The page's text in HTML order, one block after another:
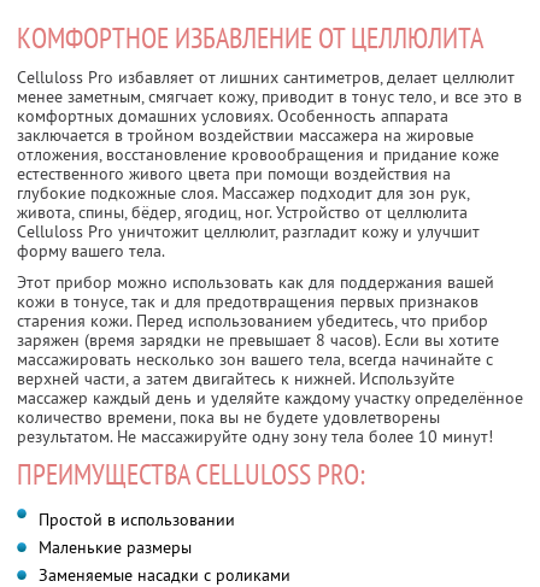
КОМФОРТНОЕ ИЗБАВЛЕНИЕ ОТ ЦЕЛЛЮЛИТА
Celluloss Pro избавляет от лишних сантиметров, делает целлюлит
менее заметным, смягчает кожу, приводит в тонус тело, и все это в
комфортных домашних условиях. Особенность аппарата
заключается в тройном воздействии массажера на жировые
отложения, восстановление кровообращения и придание коже
естественного живого цвета при помощи воздействия на
глубокие подкожные слоя. Массажер подходит для зон рук,
живота, спины, бёдер, ягодиц, ног. Устройство от целлюлита
Celluloss Pro уничтожит целлюлит, разгладит кожу и улучшит
форму вашего тела.
Этот прибор можно использовать как для поддержания вашей
кожи в тонусе, так и для предотвращения первых признаков
старения кожи. Перед использованием убедитесь, что прибор
заряжен (время зарядки не превышает 8 часов). Если вы хотите
массажировать несколько зон вашего тела, всегда начинайте с
верхней части, а затем двигайтесь к нижней. Используйте
массажер каждый день и уделяйте каждому участку определённое
количество времени, пока вы не будете удовлетворены
результатом. Не массажируйте одну зону тела более 10 минут!
ПРЕИМУЩЕСТВА CELLULOSS PRO:
Простой в использовании
Маленькие размеры
Заменяемые насадки с роликами